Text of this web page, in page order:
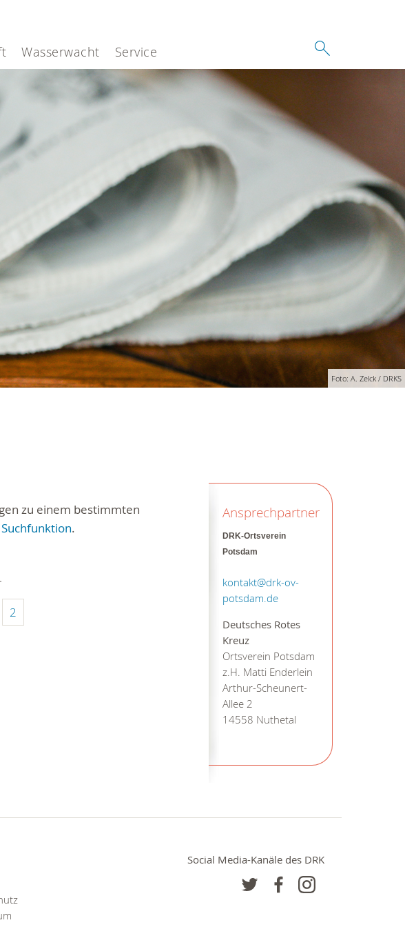
Wasserwacht Service
Foto: A. Zelck / DRKS
Ansprechpartner
DRK-Ortsverein
Potsdam
kontakt@drk-ov-
potsdam.de
Deutsches Rotes
Kreuz
Ortsverein Potsdam
z.H. Matti Enderlein
Arthur-Scheunert-
Allee 2
14558 Nuthetal
zu einem bestimmten
Suchfunktion.
2
Social Media-Kanäle des DRK